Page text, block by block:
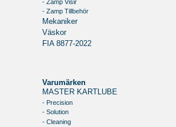
- Zamp Visir
- Zamp Tillbehör
Mekaniker
Väskor
FIA 8877-2022
Varumärken
MASTER KARTLUBE
- Precision
- Solution
- Cleaning